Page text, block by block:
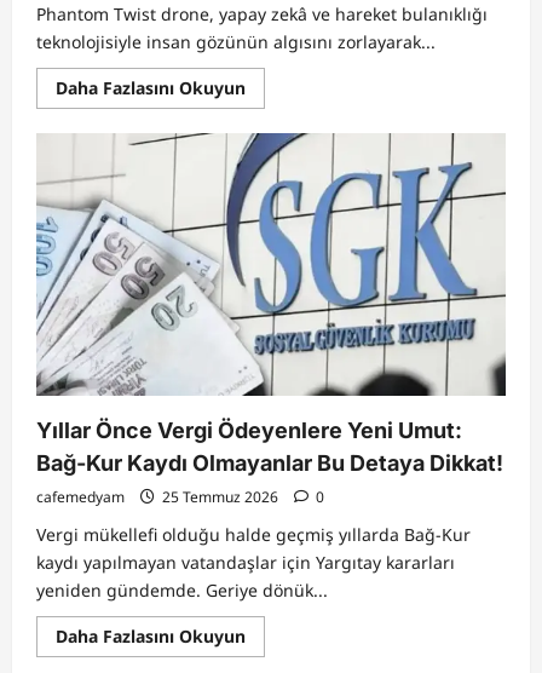
Phantom Twist drone, yapay zekâ ve hareket bulanıklığı
teknolojisiyle insan gözünün algısını zorlayarak...
Daha Fazlasını OkuyunRead
more
İnsan
Gözünü
Aldatan
Görünmez
Drone:
Phantom
Twist
Teknolojisinin
Geleceği
Yıllar Önce Vergi Ödeyenlere Yeni Umut:
Bağ-Kur Kaydı Olmayanlar Bu Detaya Dikkat!
cafemedyam 25 Temmuz 2026 0
Vergi mükellefi olduğu halde geçmiş yıllarda Bağ-Kur
kaydı yapılmayan vatandaşlar için Yargıtay kararları
yeniden gündemde. Geriye dönük...
Daha Fazlasını OkuyunRead
more